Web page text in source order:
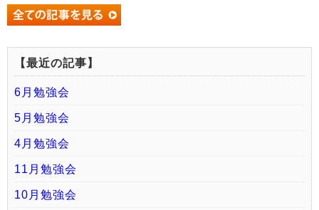
【最近の記事】
6月勉強会
5月勉強会
4月勉強会
11月勉強会
10月勉強会